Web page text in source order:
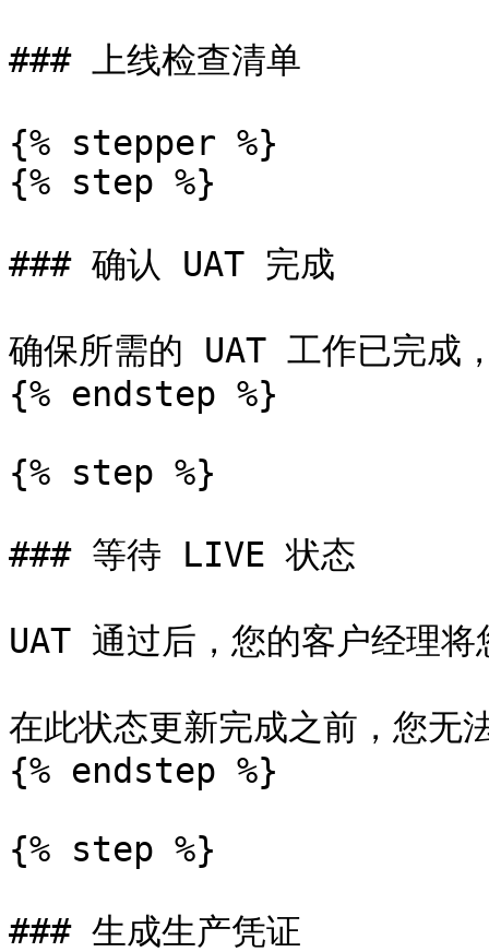
### 上线检查清单
{% stepper %}
{% step %}
### 确认 UAT 完成
确保所需的 UAT 工作已完成
{% endstep %}
{% step %}
### 等待 LIVE 状态
UAT 通过后，您的客户经理
在此状态更新完成之前，您无
{% endstep %}
{% step %}
### 生成生产凭证